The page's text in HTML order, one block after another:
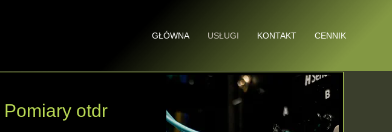
GŁÓWNA USŁUGI KONTAKT CENNIK
Pomiary otdr